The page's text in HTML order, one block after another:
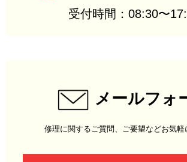
受付時間：08:30〜
メールフォ
修理に関するご質問、ご要望などお気軽